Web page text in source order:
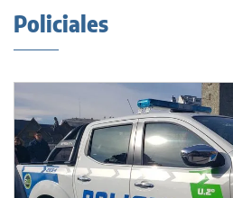
Policiales